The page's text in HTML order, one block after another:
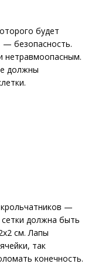
будет
— безопасность.
нетравмоопасным.
должны
—
сетки должна быть
см. Лапы
так
конечность.